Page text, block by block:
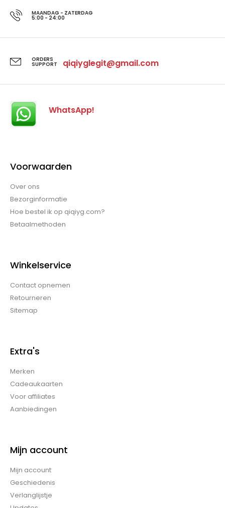
MAANDAG - ZATERDAG
5:00 - 24:00
ORDERS
SUPPORT qiqiyglegit@gmail.com
WhatsApp!
Voorwaarden
Over ons
Bezorginformatie
Hoe bestel ik op qiqiyg.com?
Betaalmethoden
Winkelservice
Contact opnemen
Retourneren
Sitemap
Extra's
Merken
Cadeaukaarten
Voor affiliates
Aanbiedingen
Mijn account
Mijn account
Geschiedenis
Verlanglijstje